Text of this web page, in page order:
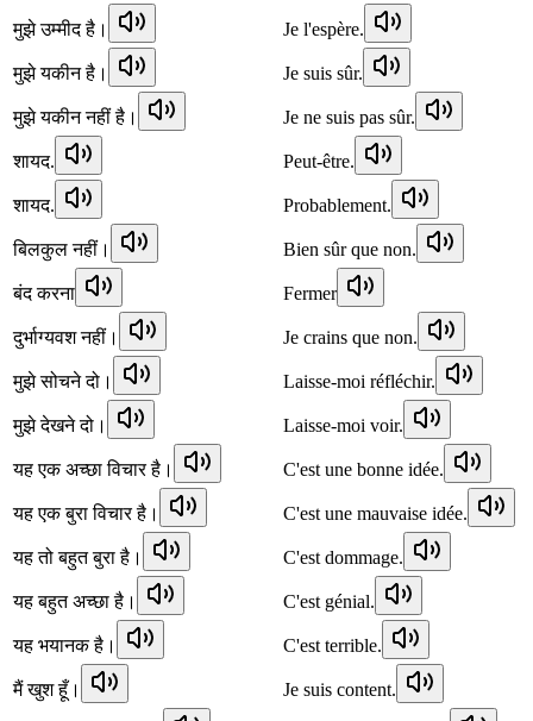
मुझे उम्मीद है। Je l'espère.
मुझे यकीन है। Je suis sûr.
मुझे यकीन नहीं है। Je ne suis pas sûr.
शायद. Peut-être.
शायद. Probablement.
बिलकुल नहीं। Bien sûr que non.
बंद करना Fermer
दुर्भाग्यवश नहीं। Je crains que non.
मुझे सोचने दो। Laisse-moi réfléchir.
मुझे देखने दो। Laisse-moi voir.
यह एक अच्छा विचार है। C'est une bonne idée.
यह एक बुरा विचार है। C'est une mauvaise idée.
यह तो बहुत बुरा है। C'est dommage.
यह बहुत अच्छा है। C'est génial.
यह भयानक है। C'est terrible.
मैं खुश हूँ। Je suis content.